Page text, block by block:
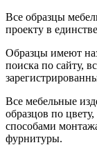
Все образцы
проекту в
Образцы имеют
поиска по сайту,
Все мебельные
образцов по
способами
фурнитуры.